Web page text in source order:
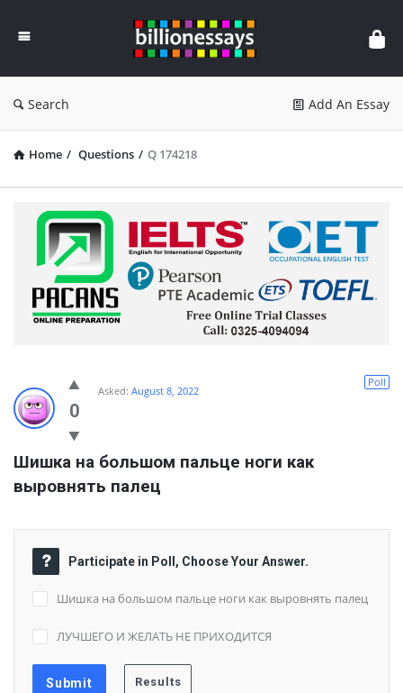
Essays
Search Add An Essay
Home / Questions / Q 174218
0
Poll
Asked: August 8, 2022
Шишка на большом пальце ноги как
выровнять палец
Participate in Poll, Choose Your Answer.
Шишка на большом пальце ноги как выровнять палец
ЛУЧШЕГО И ЖЕЛАТЬ НЕ ПРИХОДИТСЯ